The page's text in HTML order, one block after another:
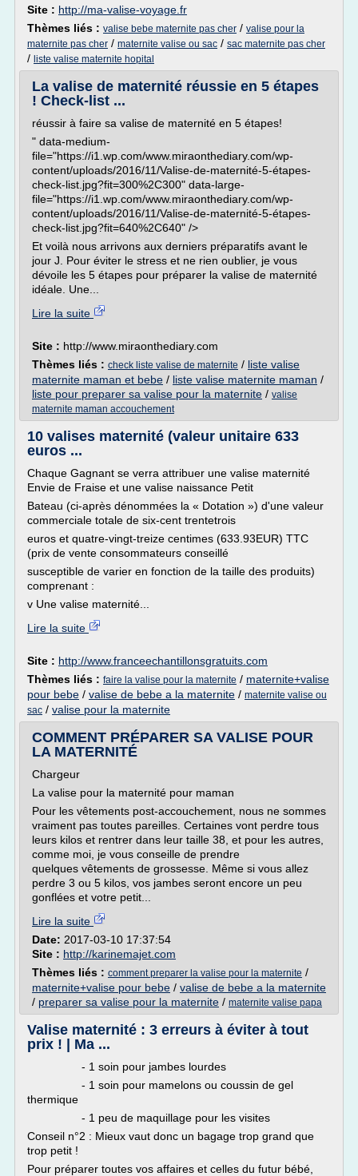
Site : http://ma-valise-voyage.fr
Thèmes liés : valise bebe maternite pas cher / valise pour la
maternite pas cher / maternite valise ou sac / sac maternite pas cher
/ liste valise maternite hopital
La valise de maternité réussie en 5 étapes
! Check-list ...
réussir à faire sa valise de maternité en 5 étapes!
" data-medium-
file="https://i1.wp.com/www.miraonthediary.com/wp-
content/uploads/2016/11/Valise-de-maternité-5-étapes-
check-list.jpg?fit=300%2C300" data-large-
file="https://i1.wp.com/www.miraonthediary.com/wp-
content/uploads/2016/11/Valise-de-maternité-5-étapes-
check-list.jpg?fit=640%2C640" />
Et voilà nous arrivons aux derniers préparatifs avant le
jour J. Pour éviter le stress et ne rien oublier, je vous
dévoile les 5 étapes pour préparer la valise de maternité
idéale. Une...
Lire la suite
Site : http://www.miraonthediary.com
Thèmes liés : check liste valise de maternite / liste valise
maternite maman et bebe / liste valise maternite maman /
liste pour preparer sa valise pour la maternite / valise
maternite maman accouchement
10 valises maternité (valeur unitaire 633
euros ...
Chaque Gagnant se verra attribuer une valise maternité
Envie de Fraise et une valise naissance Petit
Bateau (ci-après dénommées la « Dotation ») d'une valeur
commerciale totale de six-cent trentetrois
euros et quatre-vingt-treize centimes (633.93EUR) TTC
(prix de vente consommateurs conseillé
susceptible de varier en fonction de la taille des produits)
comprenant :
v Une valise maternité...
Lire la suite
Site : http://www.franceechantillonsgratuits.com
Thèmes liés : faire la valise pour la maternite / maternite+valise
pour bebe / valise de bebe a la maternite / maternite valise ou
sac / valise pour la maternite
COMMENT PRÉPARER SA VALISE POUR
LA MATERNITÉ
Chargeur
La valise pour la maternité pour maman
Pour les vêtements post-accouchement, nous ne sommes
vraiment pas toutes pareilles. Certaines vont perdre tous
leurs kilos et rentrer dans leur taille 38, et pour les autres,
comme moi, je vous conseille de prendre
quelques vêtements de grossesse. Même si vous allez
perdre 3 ou 5 kilos, vos jambes seront encore un peu
gonflées et votre petit...
Lire la suite
Date: 2017-03-10 17:37:54
Site : http://karinemajet.com
Thèmes liés : comment preparer la valise pour la maternite /
maternite+valise pour bebe / valise de bebe a la maternite
/ preparer sa valise pour la maternite / maternite valise papa
Valise maternité : 3 erreurs à éviter à tout
prix ! | Ma ...
- 1 soin pour jambes lourdes
- 1 soin pour mamelons ou coussin de gel
thermique
- 1 peu de maquillage pour les visites
Conseil n°2 : Mieux vaut donc un bagage trop grand que
trop petit !
Pour préparer toutes vos affaires et celles du futur bébé,